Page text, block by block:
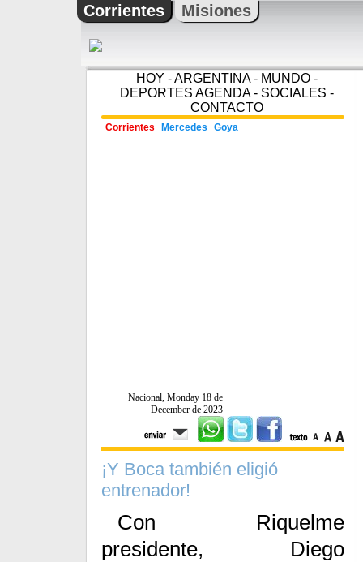
Corrientes Misiones
HOY -ARGENTINA- MUNDO -
DEPORTES AGENDA- SOCIALES -
CONTACTO
Corrientes Mercedes Goya
Nacional, Monday 18 de
December de 2023
¡Y Boca también eligió
entrenador!
Con Riquelme
presidente, Diego